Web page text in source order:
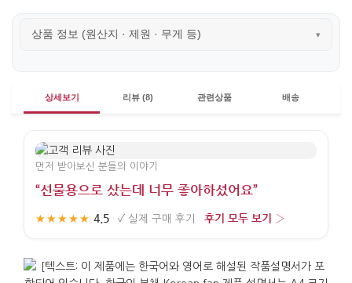
상품 정보 (원산지 · 제원 · 무게 등) ▾
상세보기 리뷰 (8) 관련상품 배송
먼저 받아보신 분들의 이야기
“선물용으로 샀는데 너무 좋아하셨어요”
★★★★★ 4.5 · ✓ 실제 구매 후기 · 후기 모두 보기 ›